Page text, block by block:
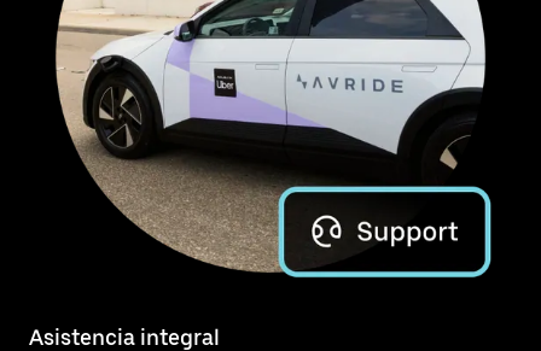
Asistencia integral